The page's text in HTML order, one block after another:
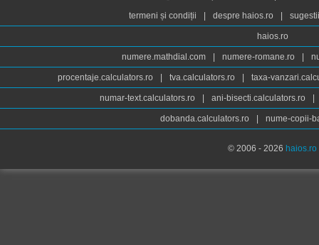
termeni și condiții
despre haios.ro
haios.ro
numere.mathdial.com numere-romane.ro
procentaje.calculators.ro tva.calculators.ro taxa-
numar-text.calculators.ro ani-bisecti.calculators.ro
dobanda.calculators.ro nume-copii-
© 2006 - 2026 haios.ro